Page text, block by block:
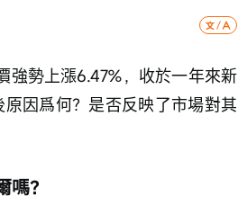
強勢上漲6.47%，收於一年來新
因爲何？是否反映了市場對其
？